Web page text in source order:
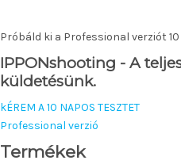
Próbáld ki a Professional verziót
IPPONshooting - A
küldetésünk.
kÉREM A 10 NAPOS TESZTET
Professional verzió
Termékek